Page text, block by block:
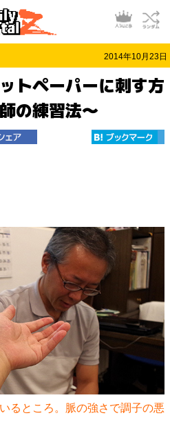
2014年10月23日
トペーパーに刺す方
の練習法～
るところ。脈の強さで調子の悪